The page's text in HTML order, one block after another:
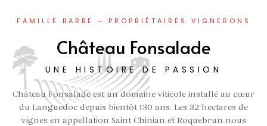
FAMILLE BARBE – PROPRIÉTAIRES VIGNERONS
Château Fonsalade
UNE HISTOIRE DE PASSION
Château Fonsalade est un domaine viticole installé au cœur
du Languedoc depuis bientôt 130 ans. Les 32 hectares de
vignes en appellation Saint Chinian et Roquebrun nous